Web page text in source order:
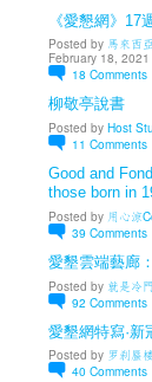
《愛懇網》17
Posted by 馬來西
February 18,
18 Comments
柳敬亭說書
Posted by Host
11 Comments
Good and
those born in
Posted by 用心涼
39 Comments
愛墾雲端藝廊
Posted by 就是冷門
92 Comments
愛墾網特寫·新
Posted by 罗刹蜃楼
40 Comments